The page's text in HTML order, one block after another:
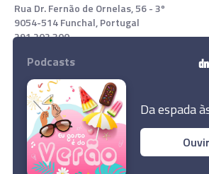
Rua Dr. Fernão de Ornelas, 56 - 3º
9054-514 Funchal, Portugal
291 202 300
Download App
© 2022 Empresa Diário de Notícias, Lda.
Podcasts
Da espada